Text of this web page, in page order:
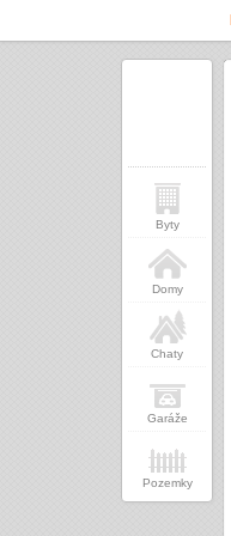
Byty
Domy
Chaty
Garáže
Pozemky